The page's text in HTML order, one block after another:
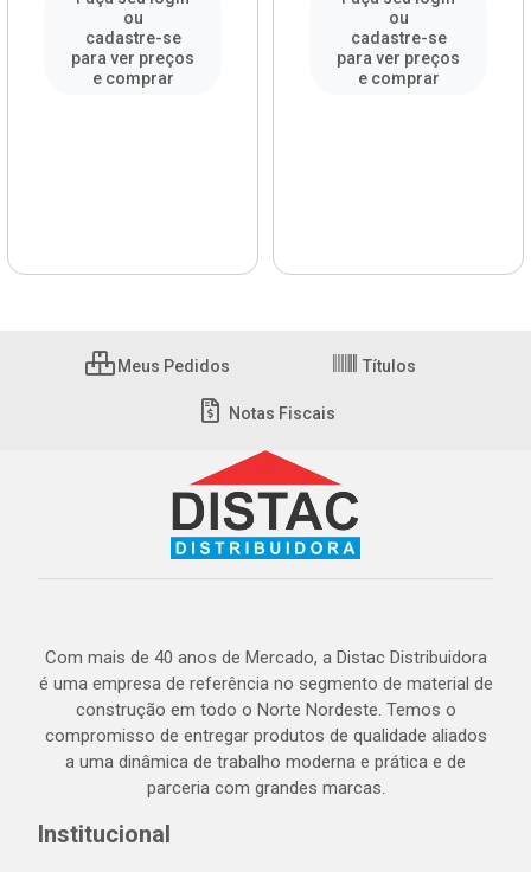
ou
cadastre-se
para ver preços
e comprar
ou
cadastre-se
para ver preços
e comprar
Meus Pedidos Títulos
Notas Fiscais
Com mais de 40 anos de Mercado, a Distac Distribuidora
é uma empresa de referência no segmento de material de
construção em todo o Norte Nordeste. Temos o
compromisso de entregar produtos de qualidade aliados
a uma dinâmica de trabalho moderna e prática e de
parceria com grandes marcas.
Institucional